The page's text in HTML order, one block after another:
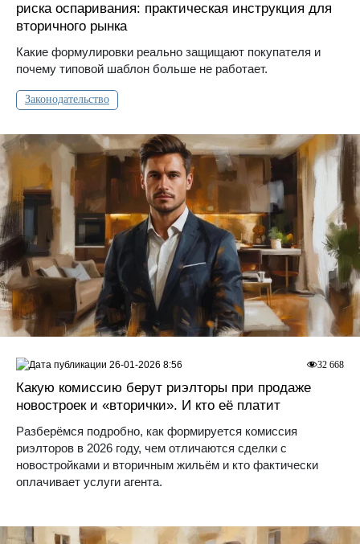
риска оспаривания: практическая инструкция для
вторичного рынка
Какие формулировки реально защищают покупателя и
почему типовой шаблон больше не работает.
Законодательство
Какую комиссию берут риэлторы при продаже
новостроек и «вторички». И кто её платит
Разберёмся подробно, как формируется комиссия
риэлторов в 2026 году, чем отличаются сделки с
новостройками и вторичным жильём и кто фактически
оплачивает услуги агента.
32 668
26-01-2026 8:56